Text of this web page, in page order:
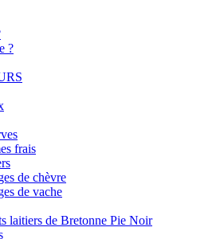
?
frais
de chèvre
de vache
laitiers de Bretonne Pie Noir